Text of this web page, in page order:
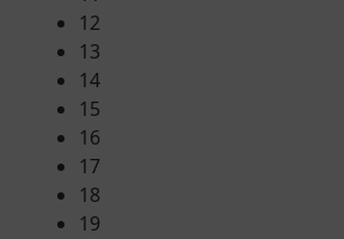
12
13
14
15
16
17
18
19